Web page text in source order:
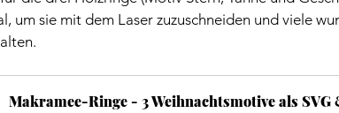
um sie mit dem Laser zuzuschneiden und viele
Makramee-Ringe - 3 Weihnachtsmotive als SVG